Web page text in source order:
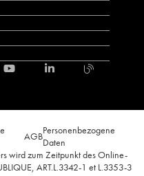
AGBPersonenbezogene
Daten
wird zum Zeitpunkt des Online-
ART.L.3342-1 et L.3353-3